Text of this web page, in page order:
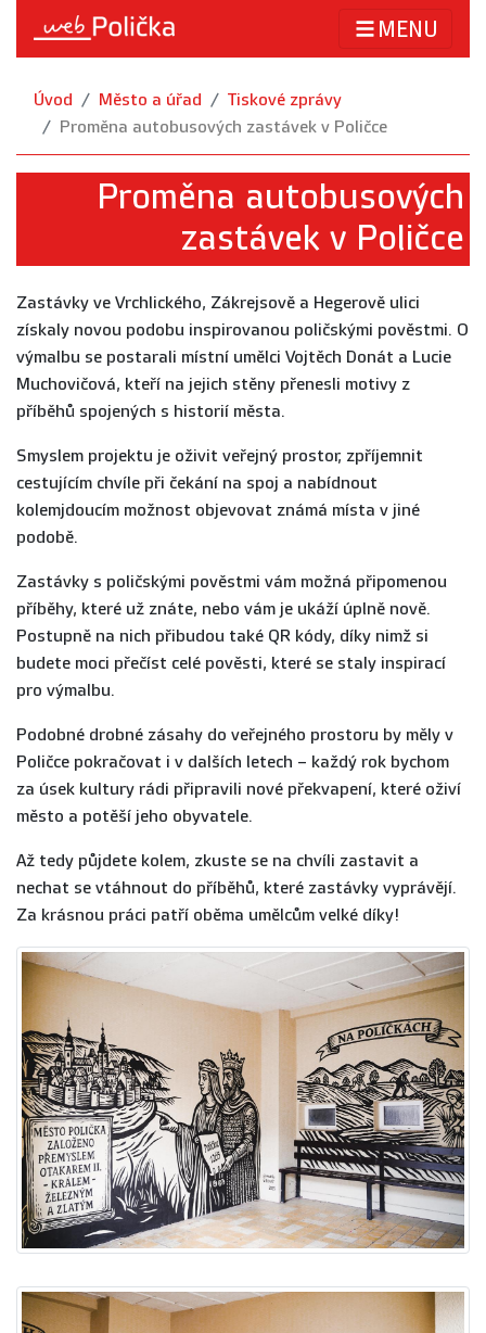
MENU
Úvod Město a úřad
Tiskové zprávy
Proměna autobusových zastávek v Poličce
Proměna autobusových
zastávek v Poličce
Zastávky ve Vrchlického, Zákrejsově a Hegerově ulici
získaly novou podobu inspirovanou poličskými pověstmi. O
výmalbu se postarali místní umělci Vojtěch Donát a Lucie
Muchovičová, kteří na jejich stěny přenesli motivy z
příběhů spojených s historií města.
Smyslem projektu je oživit veřejný prostor, zpříjemnit
cestujícím chvíle při čekání na spoj a nabídnout
kolemjdoucím možnost objevovat známá místa v jiné
podobě.
Zastávky s poličskými pověstmi vám možná připomenou
příběhy, které už znáte, nebo vám je ukáží úplně nově.
Postupně na nich přibudou také QR kódy, díky nimž si
budete moci přečíst celé pověsti, které se staly inspirací
pro výmalbu.
Podobné drobné zásahy do veřejného prostoru by měly v
Poličce pokračovat i v dalších letech – každý rok bychom
za úsek kultury rádi připravili nové překvapení, které oživí
město a potěší jeho obyvatele.
Až tedy půjdete kolem, zkuste se na chvíli zastavit a
nechat se vtáhnout do příběhů, které zastávky vyprávějí.
Za krásnou práci patří oběma umělcům velké díky!